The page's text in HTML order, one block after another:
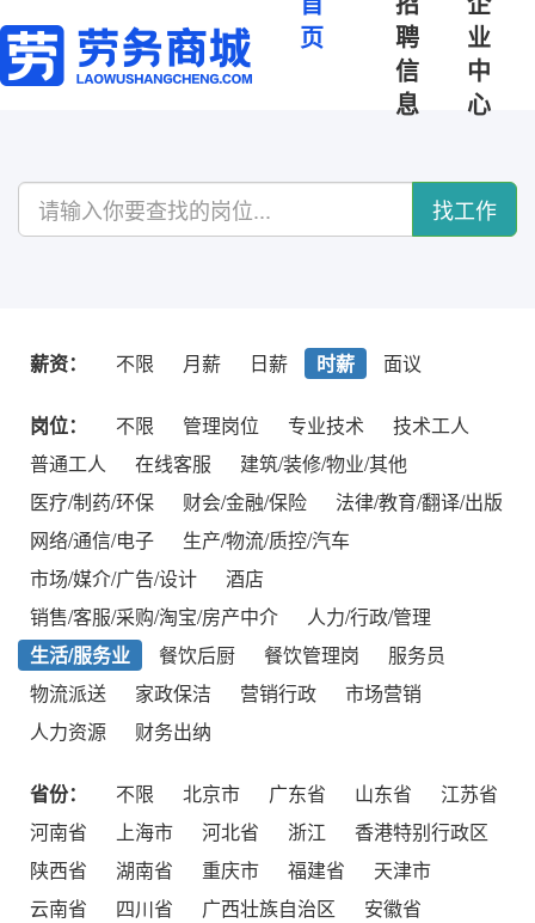
页
聘
信
息
业
中
心
找工作
薪资： 不限 月薪 日薪 时薪 面议
岗位： 不限 管理岗位 专业技术
技术工人
普通工人
在线客服
建筑/装修/物业/其他
医疗/制药/环保
财会/金融/保险
法律/教育/翻译/出版
网络/通信/电子
生产/物流/质控/汽车
市场/媒介/广告/设计
酒店
销售/客服/采购/淘宝/房产中介
人力/行政/管理
生活/服务业
餐饮后厨 餐饮管理岗
服务员
物流派送
家政保洁 营销行政
市场营销
人力资源
财务出纳
省份： 不限 北京市 广东省 山东省
江苏省
河南省
上海市 河北省 浙江
香港特别行政区
陕西省
湖南省 重庆市 福建省
天津市
云南省
四川省 广西壮族自治区
安徽省